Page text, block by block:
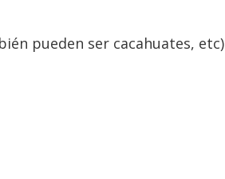
pueden ser cacahuates, etc)